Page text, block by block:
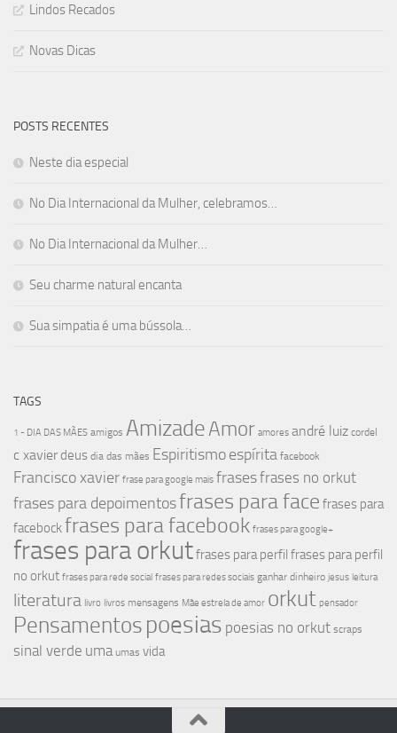
Lindos Recados
Novas Dicas
POSTS RECENTES
Neste dia especial
No Dia Internacional da Mulher, celebramos…
No Dia Internacional da Mulher…
Seu charme natural encanta
Sua simpatia é uma bússola…
TAGS
1 - DIA DAS MÃES amigos AmizadeAmor amores andré luiz cordel
c xavier deus dia das mães Espiritismoespírita facebook
Francisco xavier frase para google mais frasesfrases no orkut
frases para depoimentosfrases para face frases para
facebockfrases para facebook frases para google+
frases para orkutfrases para perfil frases para perfil
no orkut frases para rede social frases para redes sociais ganhar dinheiro jesus leitura
literatura livro livros mensagens Mãe estrela de amor orkut pensador
Pensamentospoesias poesias no orkut scraps
sinal verde uma umas vida